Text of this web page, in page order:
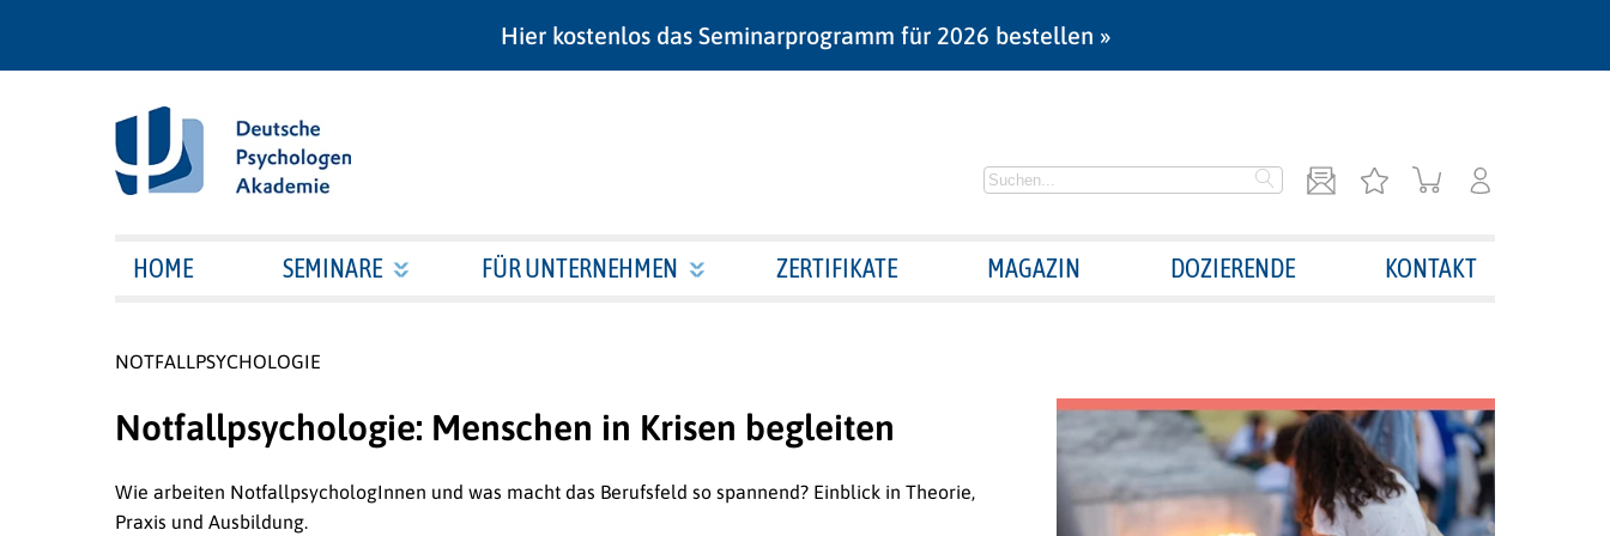
Hier kostenlos das Seminarprogramm für 2026 bestellen »
HOME SEMINARE FÜR UNTERNEHMEN ZERTIFIKATE MAGAZIN DOZIERENDE KONTAKT
NOTFALLPSYCHOLOGIE
Notfallpsychologie: Menschen in Krisen begleiten
Wie arbeiten NotfallpsychologInnen und was macht das Berufsfeld so spannend? Einblick in Theorie,
Praxis und Ausbildung.